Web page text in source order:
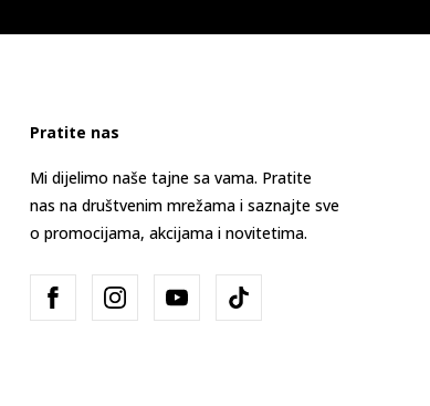
Pratite nas
Mi dijelimo naše tajne sa vama. Pratite
nas na društvenim mrežama i saznajte sve
o promocijama, akcijama i novitetima.